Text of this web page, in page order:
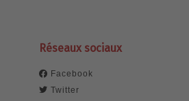
Réseaux sociaux
Facebook
Twitter